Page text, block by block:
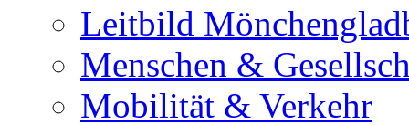
Leitbild
Menschen &
Mobilität & Verkehr